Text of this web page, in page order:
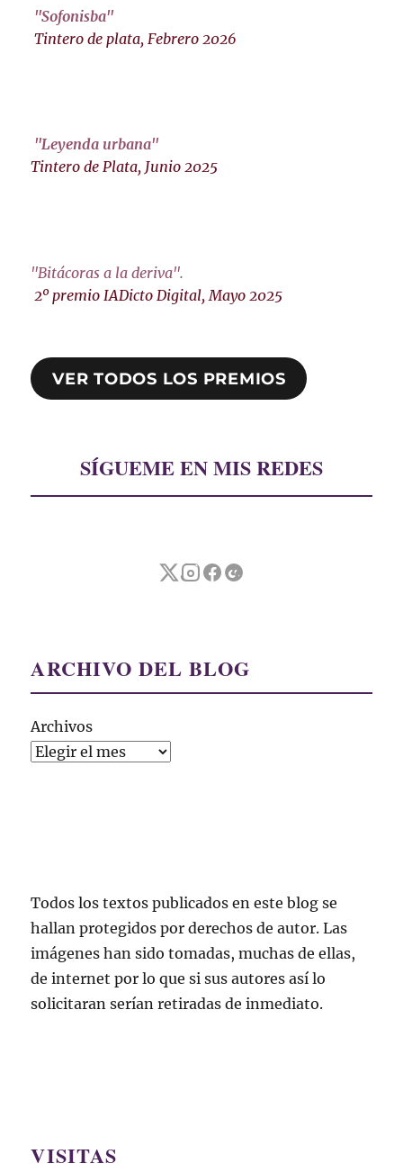
"Sofonisba"
Tintero de plata, Febrero 2026
"Leyenda urbana"
Tintero de Plata, Junio 2025
"Bitácoras a la deriva".
2º premio IADicto Digital, Mayo 2025
VER TODOS LOS PREMIOS
SÍGUEME EN MIS REDES
ARCHIVO DEL BLOG
Archivos
Todos los textos publicados en este blog se
hallan protegidos por derechos de autor. Las
imágenes han sido tomadas, muchas de ellas,
de internet por lo que si sus autores así lo
solicitaran serían retiradas de inmediato.
VISITAS